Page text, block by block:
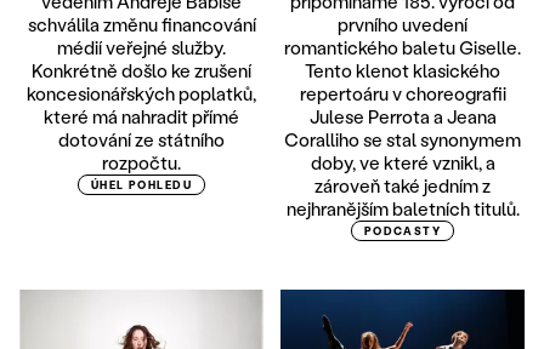
schválila změnu financování
médií veřejné služby.
Konkrétně došlo ke zrušení
koncesionářských poplatků,
které má nahradit přímé
dotování ze státního
rozpočtu.
ÚHEL POHLEDU
prvního uvedení
romantického baletu Giselle.
Tento klenot klasického
repertoáru v choreografii
Julese Perrota a Jeana
Coralliho se stal synonymem
doby, ve které vznikl, a
zároveň také jedním z
nejhranějším baletních titulů.
PODCASTY